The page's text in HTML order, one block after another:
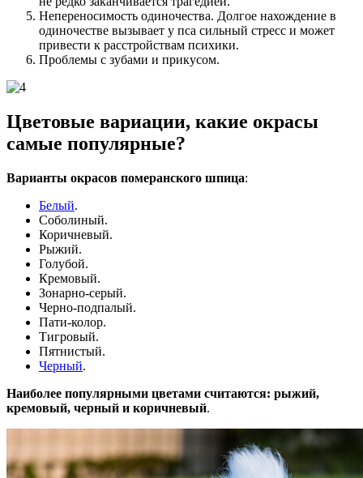
Непереносимость одиночества. Долгое нахождение в
одиночестве вызывает у пса сильный стресс и может
привести к расстройствам психики.
Проблемы с зубами и прикусом.
Цветовые вариации, какие окрасы
самые популярные?
Варианты окрасов померанского шпица:
Белый.
Соболиный.
Коричневый.
Рыжий.
Голубой.
Кремовый.
Зонарно-серый.
Черно-подпалый.
Пати-колор.
Тигровый.
Пятнистый.
Черный.
Наиболее популярными цветами считаются: рыжий,
кремовый, черный и коричневый.